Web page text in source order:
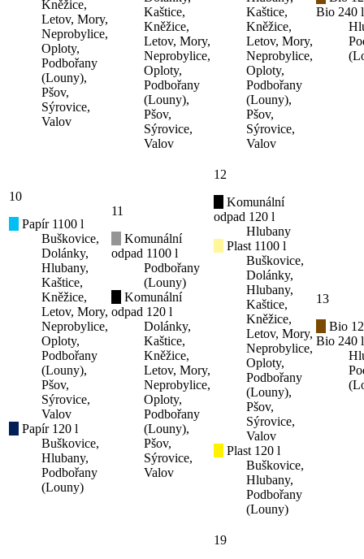
Kněžice,
Letov, Mory,
Neprobylice,
Oploty,
Podbořany
(Louny),
Pšov,
Sýrovice,
Valov
Kaštice,
Kněžice,
Letov, Mory,
Neprobylice,
Oploty,
Podbořany
(Louny),
Pšov,
Sýrovice,
Valov
Kaštice,
Kněžice,
Letov, Mory,
Neprobylice,
Oploty,
Podbořany
(Louny),
Pšov,
Sýrovice,
Valov
Bio 240 l
10
Papír 1100 l
Buškovice,
Dolánky,
Hlubany,
Kaštice,
Kněžice,
Letov, Mory,
Neprobylice,
Oploty,
Podbořany
(Louny),
Pšov,
Sýrovice,
Valov
Papír 120 l
Buškovice,
Hlubany,
Podbořany
(Louny)
11
Komunální
odpad 1100 l
Podbořany
(Louny)
Komunální
odpad 120 l
Dolánky,
Kaštice,
Kněžice,
Letov, Mory,
Neprobylice,
Oploty,
Podbořany
(Louny),
Pšov,
Sýrovice,
Valov
12
Komunální
odpad 120 l
Hlubany
Plast 1100 l
Buškovice,
Dolánky,
Hlubany,
Kaštice,
Kněžice,
Letov, Mory,
Neprobylice,
Oploty,
Podbořany
(Louny),
Pšov,
Sýrovice,
Valov
Plast 120 l
Buškovice,
Hlubany,
Podbořany
(Louny)
13
Bio
Bio 240 l
19